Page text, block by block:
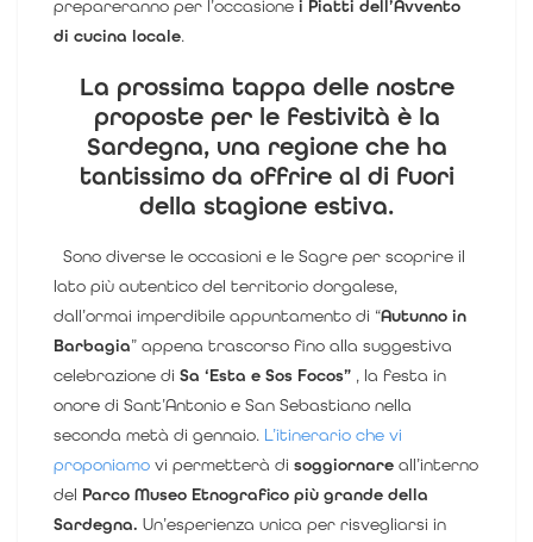
prepareranno per l’occasione i Piatti dell’Avvento
di cucina locale.
La prossima tappa delle nostre
proposte per le festività è la
Sardegna, una regione che ha
tantissimo da offrire al di fuori
della stagione estiva.
Sono diverse le occasioni e le Sagre per scoprire il
lato più autentico del territorio dorgalese,
dall’ormai imperdibile appuntamento di “Autunno in
Barbagia” appena trascorso fino alla suggestiva
celebrazione di Sa ‘Esta e Sos Focos” , la festa in
onore di Sant’Antonio e San Sebastiano nella
seconda metà di gennaio. L’itinerario che vi
proponiamo vi permetterà di soggiornare all’interno
del Parco Museo Etnografico più grande della
Sardegna. Un’esperienza unica per risvegliarsi in